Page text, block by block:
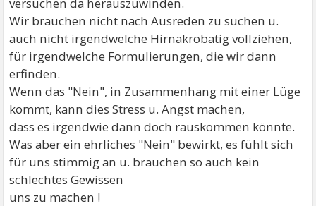
Wir brauchen nicht nach Ausreden zu suchen u.
auch nicht irgendwelche Hirnakrobatig vollziehen,
für irgendwelche Formulierungen, die wir dann
erfinden.
Wenn das "Nein", in Zusammenhang mit einer Lüge
kommt, kann dies Stress u. Angst machen,
dass es irgendwie dann doch rauskommen könnte.
Was aber ein ehrliches "Nein" bewirkt, es fühlt sich
für uns stimmig an u. brauchen so auch kein
schlechtes Gewissen
uns zu machen !